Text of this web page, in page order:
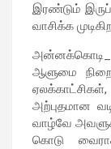
இரண்டும்
வாசிக்க
ஆளுமை
அற்புதமான
வாழ்வே
கொடு